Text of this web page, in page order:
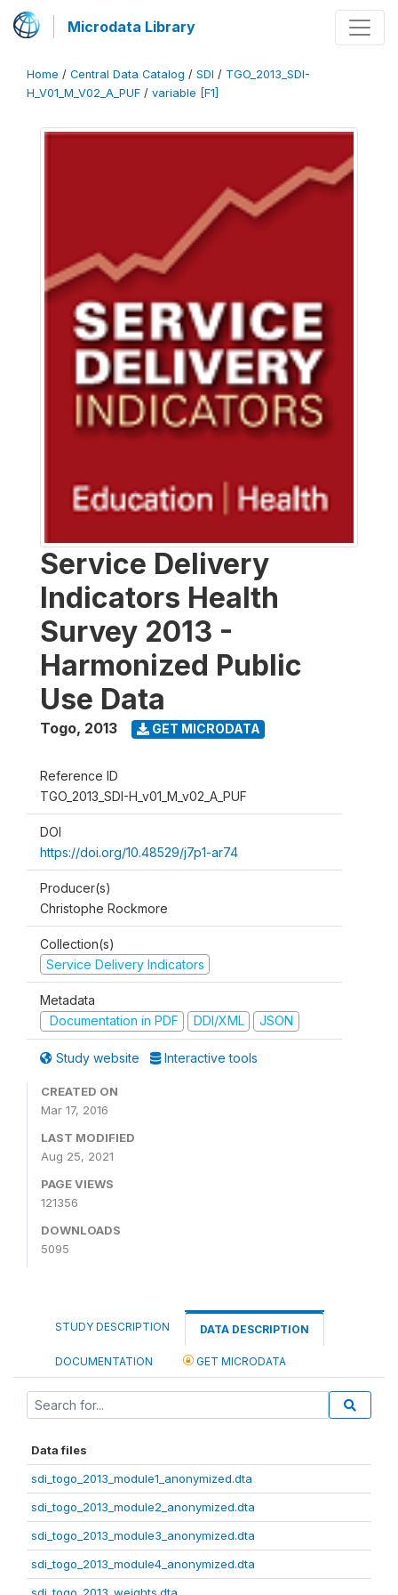
Microdata Library
Home / Central Data Catalog / SDI / TGO_2013_SDI-
H_V01_M_V02_A_PUF / variable [F1]
Service Delivery
Indicators Health
Survey 2013 -
Harmonized Public
Use Data
Togo, 2013 GET MICRODATA
Reference ID
TGO_2013_SDI-H_v01_M_v02_A_PUF
DOI
https://doi.org/10.48529/j7p1-ar74
Producer(s)
Christophe Rockmore
Collection(s)
Service Delivery Indicators
Metadata
Documentation in PDF
DDI/XML JSON
Study website Interactive tools
CREATED ON
Mar 17, 2016
LAST MODIFIED
Aug 25, 2021
PAGE VIEWS
121356
DOWNLOADS
5095
STUDY DESCRIPTION DATA DESCRIPTION
DOCUMENTATION GET MICRODATA
Data files
sdi_togo_2013_module1_anonymized.dta
sdi_togo_2013_module2_anonymized.dta
sdi_togo_2013_module3_anonymized.dta
sdi_togo_2013_module4_anonymized.dta